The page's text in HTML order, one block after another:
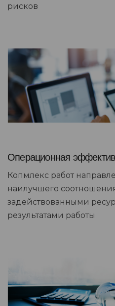
рисков
Операционная
Копмлекс работ
наилучшего
задействованными
результатами работы